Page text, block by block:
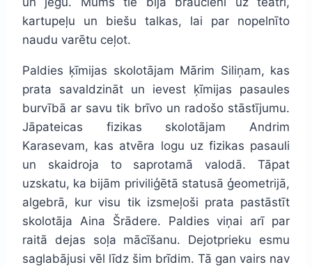
kartupeļu un biešu talkas, lai par nopelnīto
naudu varētu ceļot.
Paldies ķīmijas skolotājam Mārim Siliņam, kas
prata savaldzināt un ievest ķīmijas pasaules
burvībā ar savu tik brīvo un radošo stāstījumu.
Jāpateicas fizikas skolotājam Andrim
Karasevam, kas atvēra logu uz fizikas pasauli
un skaidroja to saprotamā valodā. Tāpat
uzskatu, ka bijām priviliģētā statusā ģeometrijā,
algebrā, kur visu tik izsmeļoši prata pastāstīt
skolotāja Aina Šrādere. Paldies viņai arī par
raitā dejas soļa mācīšanu. Dejotprieku esmu
saglabājusi vēl līdz šim brīdim. Tā gan vairs nav